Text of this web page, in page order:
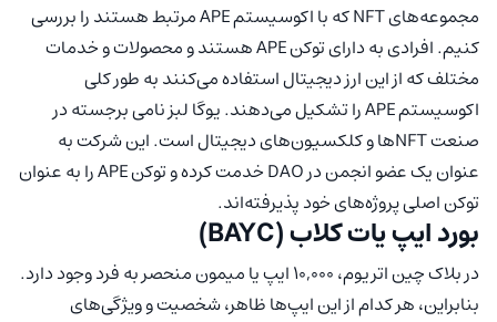
مجموعه‌های NFT که با اکوسیستم APE مرتبط هستند را بررسی
کنیم. افرادی به دارای توکن APE هستند و محصولات و خدمات
مختلف که از این ارز دیجیتال استفاده می‌کنند به طور کلی
اکوسیستم APE را تشکیل می‌دهند. یوگا لبز نامی برجسته در
صنعت NFTها و کلکسیون‌های دیجیتال است. این شرکت به
عنوان یک عضو انجمن در DAO خدمت کرده و توکن APE را به عنوان
توکن اصلی پروژه‌های خود پذیرفته‌اند.
بورد ایپ یات کلاب (BAYC)
در بلاک چین اتریوم، 10,000 ایپ یا میمون منحصر به فرد وجود دارد.
بنابراین، هر کدام از این ایپ‌ها ظاهر، شخصیت و ویژگی‌های